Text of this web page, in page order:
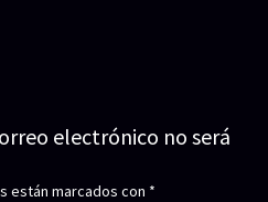
electrónico no será
están marcados con *